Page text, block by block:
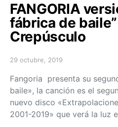
FANGORIA
fábrica de
Crepúsculo
Posted on
29 octubre, 2019
Fangoria presenta su
baile», la canción es el
nuevo disco
2001-2019» que verá la luz